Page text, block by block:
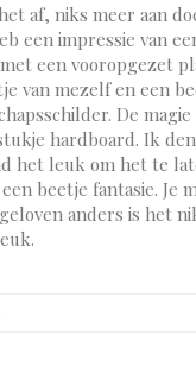
af, niks meer aan
een impressie van
een vooropgezet
van mezelf en een
De
hardboard. Ik
het leuk om het te
beetje fantasie. Je
anders is het